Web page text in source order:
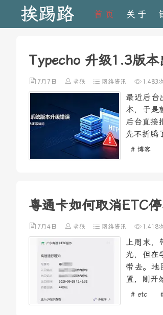
挨踢路 首页 关于
Typecho 升级1.3版
7月7日 老狼 网络资讯 1,483
最近后台
本，于是
后台直接
先不折腾
# 博客
粤通卡如何取消ETC
7月4日 老狼 网络资讯 1,418
上周末，
光，但在
带去。地
置，刚开
# etc